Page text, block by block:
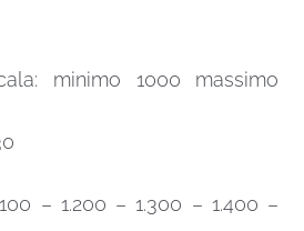
minimo 1000 massimo
– 1.200 – 1.300 – 1.400 –